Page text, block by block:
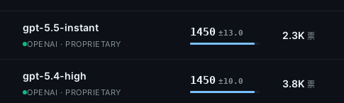
gpt-5.5-instant
OPENAI · PROPRIETARY
1450 ±13.0 2.3K 票
gpt-5.4-high
OPENAI · PROPRIETARY
1450 ±10.0 3.8K 票